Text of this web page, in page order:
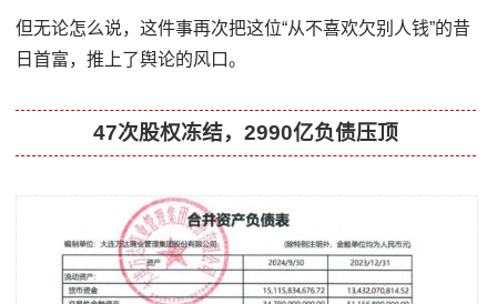
但无论怎么说，这件事再次把这位“从不喜欢欠别人钱”的昔
日首富，推上了舆论的风口。
47次股权冻结，2990亿负债压顶